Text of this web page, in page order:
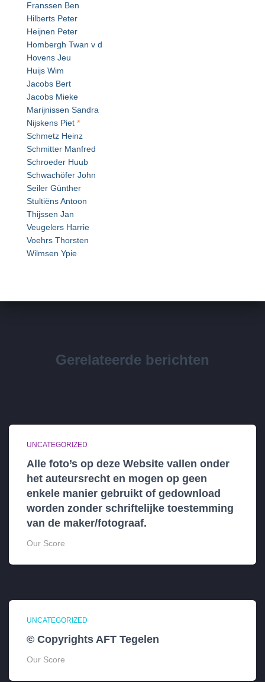
Franssen Ben
Hilberts Peter
Heijnen Peter
Hombergh Twan v d
Hovens Jeu
Huijs Wim
Jacobs Bert
Jacobs Mieke
Marijnissen Sandra
Nijskens Piet *
Schmetz Heinz
Schmitter Manfred
Schroeder Huub
Schwachöfer John
Seiler Günther
Stultiëns Antoon
Thijssen Jan
Veugelers Harrie
Voehrs Thorsten
Wilmsen Ypie
Gerelateerde berichten
UNCATEGORIZED
Alle foto’s op deze Website vallen onder
het auteursrecht en mogen op geen
enkele manier gebruikt of gedownload
worden zonder schriftelijke toestemming
van de maker/fotograaf.
Our Score
UNCATEGORIZED
© Copyrights AFT Tegelen
Our Score